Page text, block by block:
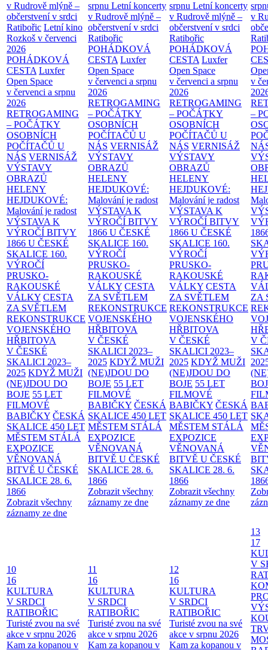
v Rudrově mlýně –
občerstvení v srdci
Ratibořic Letní kino
Rozkoš v červenci
2026
POHÁDKOVÁ
CESTA Luxfer
Open Space
v červenci a srpnu
2026
RETROGAMING
– POČÁTKY
OSOBNÍCH
POČÍTAČŮ U
NÁS VERNISÁŽ
VÝSTAVY
OBRAZŮ
HELENY
HEJDUKOVÉ:
Malování je radost
VÝSTAVA K
VÝROČÍ BITVY
1866 U ČESKÉ
SKALICE 160.
VÝROČÍ
PRUSKO-
RAKOUSKÉ
VÁLKY CESTA
ZA SVĚTLEM
REKONSTRUKCE
VOJENSKÉHO
HŘBITOVA
V ČESKÉ
SKALICI 2023–
2025 KDYŽ MUŽI
(NE)JDOU DO
BOJE 55 LET
FILMOVÉ
BABIČKY ČESKÁ
SKALICE 450 LET
MĚSTEM STÁLÁ
EXPOZICE
VĚNOVANÁ
BITVĚ U ČESKÉ
SKALICE 28. 6.
1866
Zobrazit všechny
záznamy ze dne
srpnu Letní koncerty
v Rudrově mlýně –
občerstvení v srdci
Ratibořic
POHÁDKOVÁ
CESTA Luxfer
Open Space
v červenci a srpnu
2026
RETROGAMING
– POČÁTKY
OSOBNÍCH
POČÍTAČŮ U
NÁS VERNISÁŽ
VÝSTAVY
OBRAZŮ
HELENY
HEJDUKOVÉ:
Malování je radost
VÝSTAVA K
VÝROČÍ BITVY
1866 U ČESKÉ
SKALICE 160.
VÝROČÍ
PRUSKO-
RAKOUSKÉ
VÁLKY CESTA
ZA SVĚTLEM
REKONSTRUKCE
VOJENSKÉHO
HŘBITOVA
V ČESKÉ
SKALICI 2023–
2025 KDYŽ MUŽI
(NE)JDOU DO
BOJE 55 LET
FILMOVÉ
BABIČKY ČESKÁ
SKALICE 450 LET
MĚSTEM STÁLÁ
EXPOZICE
VĚNOVANÁ
BITVĚ U ČESKÉ
SKALICE 28. 6.
1866
Zobrazit všechny
záznamy ze dne
srpnu Letní koncerty
v Rudrově mlýně –
občerstvení v srdci
Ratibořic
POHÁDKOVÁ
CESTA Luxfer
Open Space
v červenci a srpnu
2026
RETROGAMING
– POČÁTKY
OSOBNÍCH
POČÍTAČŮ U
NÁS VERNISÁŽ
VÝSTAVY
OBRAZŮ
HELENY
HEJDUKOVÉ:
Malování je radost
VÝSTAVA K
VÝROČÍ BITVY
1866 U ČESKÉ
SKALICE 160.
VÝROČÍ
PRUSKO-
RAKOUSKÉ
VÁLKY CESTA
ZA SVĚTLEM
REKONSTRUKCE
VOJENSKÉHO
HŘBITOVA
V ČESKÉ
SKALICI 2023–
2025 KDYŽ MUŽI
(NE)JDOU DO
BOJE 55 LET
FILMOVÉ
BABIČKY ČESKÁ
SKALICE 450 LET
MĚSTEM STÁLÁ
EXPOZICE
VĚNOVANÁ
BITVĚ U ČESKÉ
SKALICE 28. 6.
1866
Zobrazit všechny
záznamy ze dne
v
v
–
ZA
V
10
16
KULTURA
V SRDCI
RATIBOŘIC
Turisté zvou na své
akce v srpnu 2026
Kam za kopanou v
11
16
KULTURA
V SRDCI
RATIBOŘIC
Turisté zvou na své
akce v srpnu 2026
Kam za kopanou v
12
16
KULTURA
V SRDCI
RATIBOŘIC
Turisté zvou na své
akce v srpnu 2026
Kam za kopanou v
13
17
V